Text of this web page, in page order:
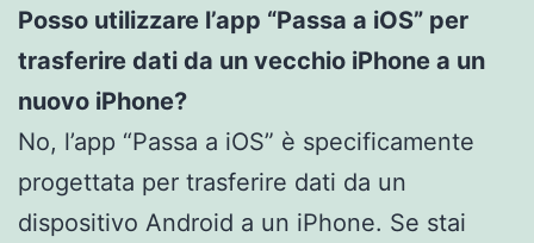
Posso utilizzare l’app “Passa a iOS” per
trasferire dati da un vecchio iPhone a un
nuovo iPhone?
No, l’app “Passa a iOS” è specificamente
progettata per trasferire dati da un
dispositivo Android a un iPhone. Se stai